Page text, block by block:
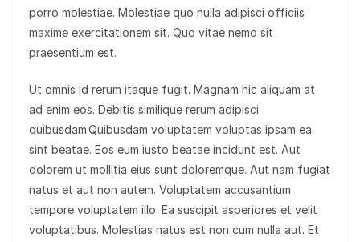
porro molestiae. Molestiae quo nulla adipisci officiis
maxime exercitationem sit. Quo vitae nemo sit
praesentium est.
Ut omnis id rerum itaque fugit. Magnam hic aliquam at
ad enim eos. Debitis similique rerum adipisci
quibusdam.Quibusdam voluptatem voluptas ipsam ea
sint beatae. Eos eum iusto beatae incidunt est. Aut
dolorem ut mollitia eius sunt doloremque. Aut nam fugiat
natus et aut non autem. Voluptatem accusantium
tempore voluptatem illo. Ea suscipit asperiores et velit
voluptatibus. Molestias natus est non cum nulla aut. Et